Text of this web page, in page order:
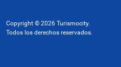
Copyright © 2026 Turismocity.
Todos los derechos reservados.